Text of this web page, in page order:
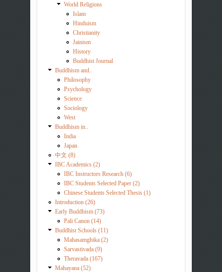
World Religions
Islam
Hinduism
Christianity
Jainism
History
Buddhist Journal
Buddhism and..
Philosophy
Psychology
Science
Sociology
West
Buddhism in..
India
Japan
中文 (8)
IBC Academics (2)
IBC Instructors Research (6)
IBC Students Selected Paper (2)
Chinese Students Selected Thesis (1)
Introduction (26)
Early Buddhism (73)
Pali Canon (14)
Buddhist Schools (11)
Mahasamghika (2)
Sarvastivada (9)
Theravada (167)
Mahayana (52)